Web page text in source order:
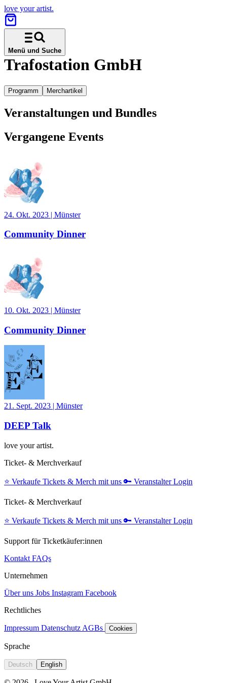
love your artist.
Menü und Suche
Trafostation GmbH
Programm Merchartikel
Veranstaltungen und Bundles
Vergangene Events
24. Okt. 2023 | Münster
Community Dinner
10. Okt. 2023 | Münster
Community Dinner
21. Sept. 2023 Münster
DEEP Talk
love your artist.
Ticket- & Merchverkauf
⭐️ Verkaufe Tickets & Merch mit uns 🔑 Veranstalter Login
Ticket- & Merchverkauf
⭐️ Verkaufe Tickets & Merch mit uns 🔑 Veranstalter Login
Support für Ticketkäufer:innen
Kontakt FAQs
Unternehmen
Über uns Jobs Instagram Facebook
Rechtliches
Impressum Datenschutz AGBs Cookies
Sprache
Deutsch English